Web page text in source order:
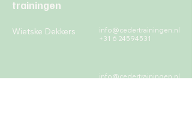
trainingen
Wietske Dekkers
info@cedertrainingen.nl
+31 6 24594531
Carine Blauw
info@cedertrainingen.nl